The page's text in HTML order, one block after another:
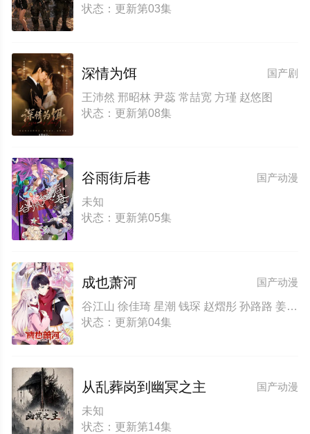
状态：更新第03集
国产剧
深情为饵
王沛然 邢昭林 尹蕊 常喆宽 方瑾 赵悠图
状态：更新第08集
国产动漫
谷雨街后巷
未知
状态：更新第05集
国产动漫
成也萧河
谷江山 徐佳琦 星潮 钱琛 赵熠彤 孙路路 姜秋再 凌飞
状态：更新第04集
国产动漫
从乱葬岗到幽冥之主
未知
状态：更新第14集